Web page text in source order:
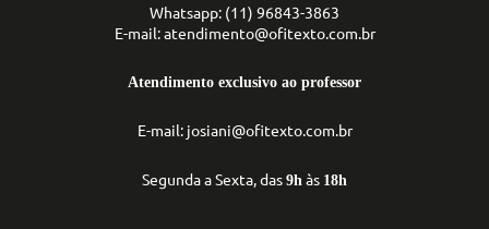
Whatsapp: (11) 96843-3863
E-mail: atendimento@ofitexto.com.br
Atendimento exclusivo ao professor
E-mail: josiani@ofitexto.com.br
Segunda a Sexta, das 9h às 18h